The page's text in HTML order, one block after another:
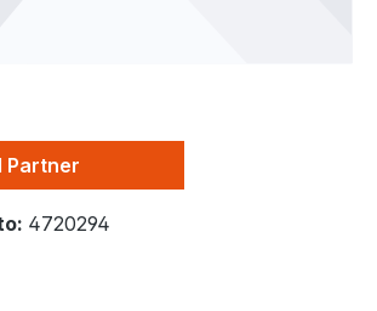
Partner
4720294